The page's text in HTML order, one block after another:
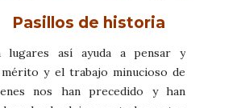
Pasillos de historia
lugares así ayuda a pensar y
y el trabajo minucioso de
nos han precedido y han